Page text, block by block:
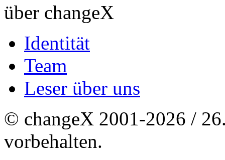
über changeX
Identität
Team
Leser über uns
© changeX 2001-2026 /
vorbehalten.